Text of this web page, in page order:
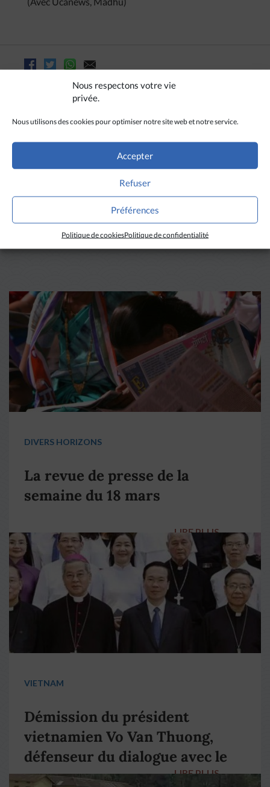
Nous respectons votre vie
privée.
Nous utilisons des cookies pour optimiser notre site web et notre service.
Accepter
Refuser
Préférences
Politique de cookiesPolitique de confidentialité
A LIRE AUSSI
DIVERS HORIZONS
La revue de presse de la
semaine du 18 mars
LIRE PLUS →
VIETNAM
Démission du président
vietnamien Vo Van Thuong,
défenseur du dialogue avec le
pape François
LIRE PLUS →